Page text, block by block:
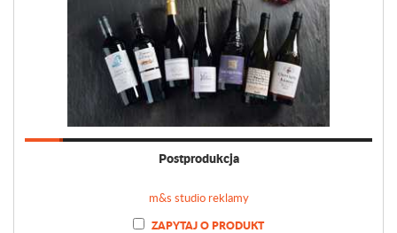
Postprodukcja
m&s studio reklamy
ZAPYTAJ O PRODUKT